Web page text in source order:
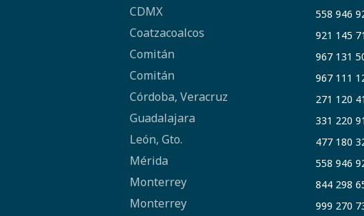
CDMX 558 946
Coatzacoalcos 921 145
Comitán 967 131
Comitán 967 111
Córdoba, Veracruz 271 120
Guadalajara 331 220
León, Gto. 477 180
Mérida 558 946
Monterrey 844 298
Monterrey 999 270